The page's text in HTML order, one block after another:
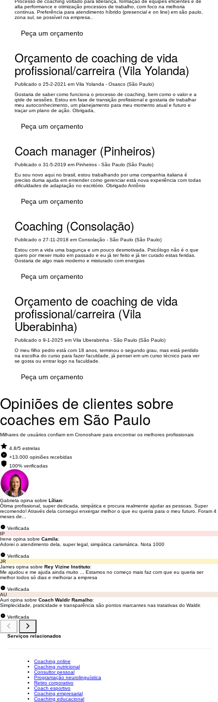
Processo de coaching voltado para liderança, formação de equipes eficientes e de
alta performance e otimização processos de trabalho, com foco na melhoria
continua. Preferência para atendimento híbrido (presencial e on line) em são paulo,
zona sul, se possível na empresa..
Peça um orçamento
Orçamento de coaching de vida
profissional/carreira (Vila Yolanda)
Publicado o 25-2-2021 em Vila Yolanda - Osasco (São Paulo)
Gostaria de saber como funciona o processo de coaching, bem como o valor e a
qtde de sessões. Estou em fase de transição profissional e gostaria de trabalhar
meu autoconhecimento, um planejamento para meu momento atual e futuro e
traçar um plano de ação. Obrigada,
Peça um orçamento
Coach manager (Pinheiros)
Publicado o 31-5-2019 em Pinheiros - São Paulo (São Paulo)
Eu sou novo aqui no brasil, estou trabalhando por uma companhia italiana é
preciso duma ajuda em entender como gerenciar está nova experiência com todas
dificuldades de adaptação no escritório. Obrigado Antônio
Peça um orçamento
Coaching (Consolação)
Publicado o 27-11-2018 em Consolação - São Paulo (São Paulo)
Estou com a vida uma bagunça e um pouco desmotivada. Psicólogo não é o que
quero por mexer muito em passado e eu já ter feito e já ter curado estas feridas.
Gostaria de algo mais moderno e misturado com energias
Peça um orçamento
Orçamento de coaching de vida
profissional/carreira (Vila
Uberabinha)
Publicado o 9-1-2025 em Vila Uberabinha - São Paulo (São Paulo)
O meu filho pedro está com 18 anos, terminou o segundo grau, mas está perdido
na escolha do curso para fazer faculdade, já pensei em um curso técnico para ver
se gosta ou entrar logo na faculdade.
Peça um orçamento
Opiniões de clientes sobre
coaches em São Paulo
Milhares de usuários confiam em Cronoshare para encontrar os melhores profissionais
4.8/5 estrelas
+13.000 opiniões recebidas
100% verificadas
Gabriela opina sobre Lílian:
Ótima profissional, super dedicada, simpática e procura realmente ajudar as pessoas. Super
recomendo! Através dela consegui enxergar melhor o que eu queria para o meu futuro. Foram 4
meses de...
Verificada
IP
Irene opina sobre Camila:
Adorei o atendimento dela, super legal, simpática carismática. Nota 1000
Verificada
JR
James opina sobre Rey Vizine Instituto:
Me ajudou e me ajuda ainda muito ... Estamos no começo mais faz com que eu queria ser
melhor todos só dias e melhorar a empresa
Verificada
AU
Auri opina sobre Coach Waldir Ramalho:
Simplecidade, praticidade e transparência são pontos marcantes nas tratativas do Waldir.
Verificada
Serviços relacionados
Coaching online
Coaching nutricional
Consultor pessoal
Programação neurolinguística
Retiro corporativo
Coach esportivo
Coaching empresarial
Coaching educacional